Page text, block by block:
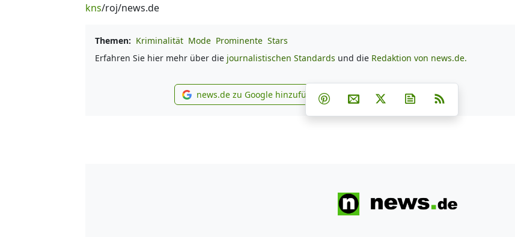
kns/roj/news.de
Themen: Kriminalität Mode Prominente Stars
Erfahren Sie hier mehr über die journalistischen Standards und die Redaktion von news.de.
news.de zu Google hinzufügen
news.de zu Google hinzufügen Teilen auf Facebook
Teilen auf Whatsapp
Teilen auf Telegram
Teilen auf Pinterest
Per E-Mail teilen
Post auf XNewsletter abonnieren